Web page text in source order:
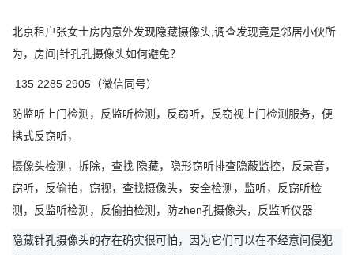
北京租户张女士房内意外发现隐藏摄像头,调查发现竟是邻居小伙所
为，房间|针孔孔摄像头如何避免？
135 2285 2905（微信同号）
防监听上门检测，反监听检测，反窃听，反窃视上门检测服务，便
携式反窃听，
摄像头检测，拆除，查找 隐藏，隐形窃听排查隐蔽监控，反录音，
窃听，反偷拍，窃视，查找摄像头，安全检测，监听，反窃听检
测，反监听检测，反偷拍检测，防zhen孔摄像头，反监听仪器
隐藏针孔摄像头的存在确实很可怕，因为它们可以在不经意间侵犯